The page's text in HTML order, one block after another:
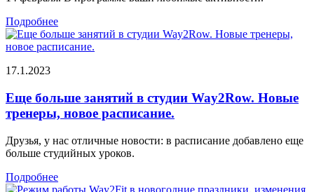
Подробнее
17.1.2023
Еще больше занятий в студии Way2Row. Новые
тренеры, новое расписание.
Друзья, у нас отличные новости: в расписание добавлено еще
больше студийных уроков.
Подробнее